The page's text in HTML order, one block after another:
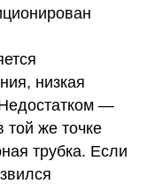
низкая
—
той же точке
трубка. Если